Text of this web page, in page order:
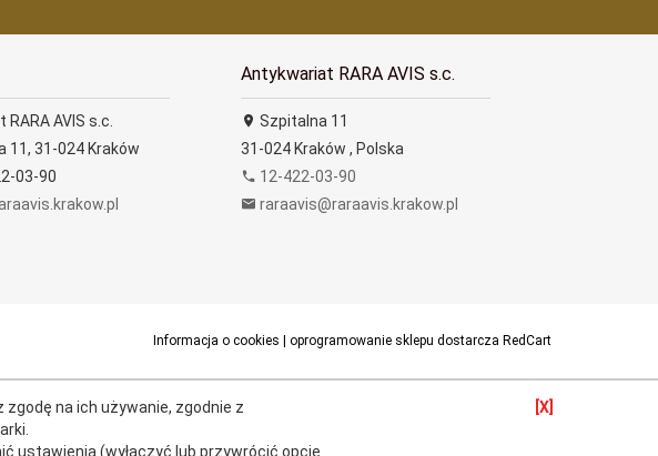
AVIS s.c.
11, 31-024 Kraków
03-90
Antykwariat RARA AVIS s.c.
Szpitalna 11
31-024 Kraków , Polska
12-422-03-90
raraavis@raraavis.krakow.pl
Informacja o cookies oprogramowanie sklepu dostarcza RedCart
na ich używanie, zgodnie z
ustawienia (wyłączyć lub przywrócić opcję
[X]